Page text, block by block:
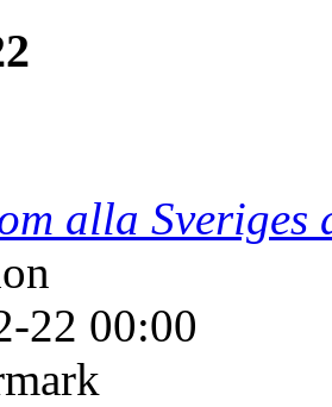
alla Sveriges
22 00:00